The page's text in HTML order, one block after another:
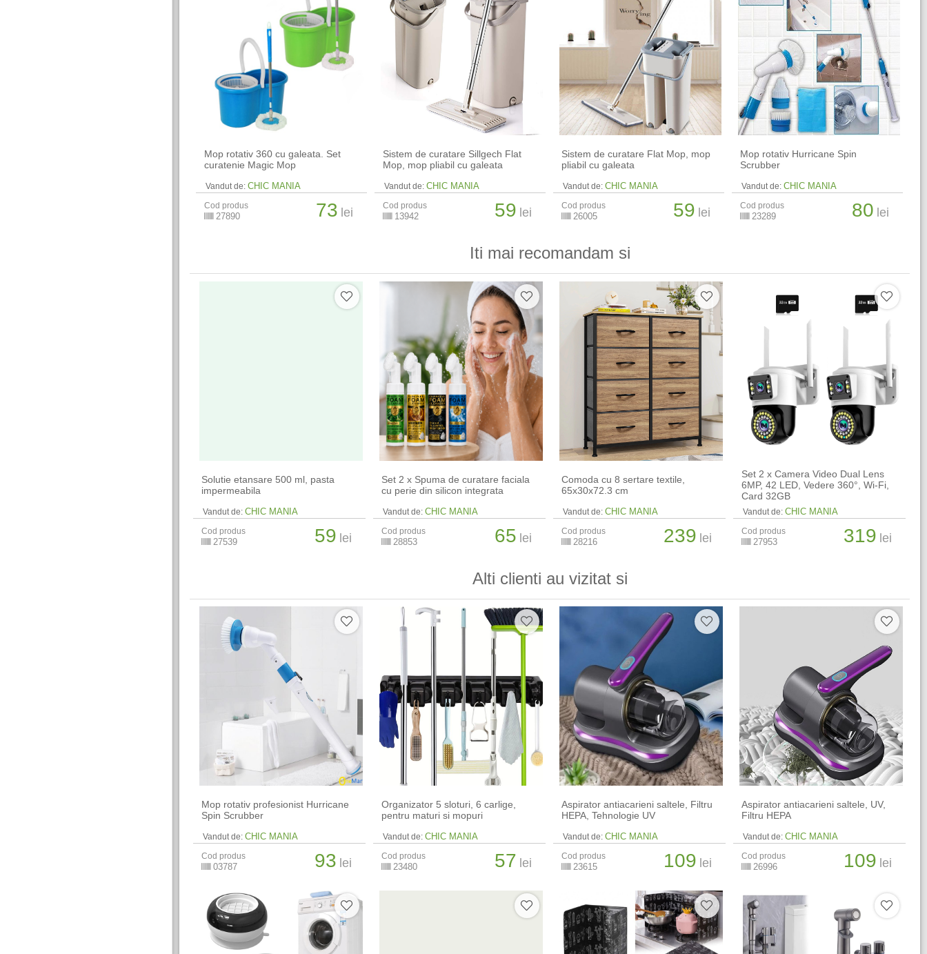
Mop rotativ 360 cu galeata. Set
curatenie Magic Mop
Vandut de: CHIC MANIA
Cod produs
27890 73 lei
Sistem de curatare Sillgech Flat
Mop, mop pliabil cu galeata
Vandut de: CHIC MANIA
Cod produs
13942 59 lei
Sistem de curatare Flat Mop, mop
pliabil cu galeata
Vandut de: CHIC MANIA
Cod produs
26005 59 lei
Mop rotativ Hurricane Spin
Scrubber
Vandut de: CHIC MANIA
Cod produs
23289 80 lei
Iti mai recomandam si
Solutie etansare 500 ml, pasta
impermeabila
Vandut de: CHIC MANIA
Cod produs
27539 59 lei
Set 2 x Spuma de curatare faciala
cu perie din silicon integrata
Vandut de: CHIC MANIA
Cod produs
28853 65 lei
Comoda cu 8 sertare textile,
65x30x72.3 cm
Vandut de: CHIC MANIA
Cod produs
28216 239 lei
Set 2 x Camera Video Dual Lens
6MP, 42 LED, Vedere 360°, Wi-Fi,
Card 32GB
Vandut de: CHIC MANIA
Cod produs
27953 319 lei
Alti clienti au vizitat si
Mop rotativ profesionist Hurricane
Spin Scrubber
Vandut de: CHIC MANIA
Cod produs
03787 93 lei
Organizator 5 sloturi, 6 carlige,
pentru maturi si mopuri
Vandut de: CHIC MANIA
Cod produs
23480 57 lei
Aspirator antiacarieni saltele, Filtru
HEPA, Tehnologie UV
Vandut de: CHIC MANIA
Cod produs
23615 109 lei
Aspirator antiacarieni saltele, UV,
Filtru HEPA
Vandut de: CHIC MANIA
Cod produs
26996 109 lei